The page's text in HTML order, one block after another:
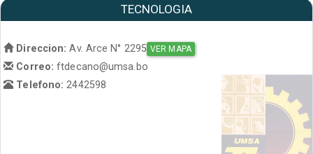
TECNOLOGIA
Direccion: Av. Arce N° 2295 VER MAPA
Correo:ftdecano@umsa.bo
Telefono: 2442598